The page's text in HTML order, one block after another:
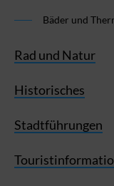
Bäder und
Rad und Natur
Historisches
Stadtführungen